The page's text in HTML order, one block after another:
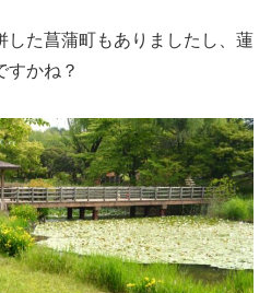
した菖蒲町もありましたし、蓮
すかね？